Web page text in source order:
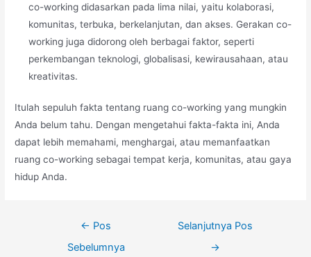
co-working didasarkan pada lima nilai, yaitu kolaborasi,
komunitas, terbuka, berkelanjutan, dan akses. Gerakan co-
working juga didorong oleh berbagai faktor, seperti
perkembangan teknologi, globalisasi, kewirausahaan, atau
kreativitas.
Itulah sepuluh fakta tentang ruang co-working yang mungkin
Anda belum tahu. Dengan mengetahui fakta-fakta ini, Anda
dapat lebih memahami, menghargai, atau memanfaatkan
ruang co-working sebagai tempat kerja, komunitas, atau gaya
hidup Anda.
← Pos
Sebelumnya
Selanjutnya Pos
→